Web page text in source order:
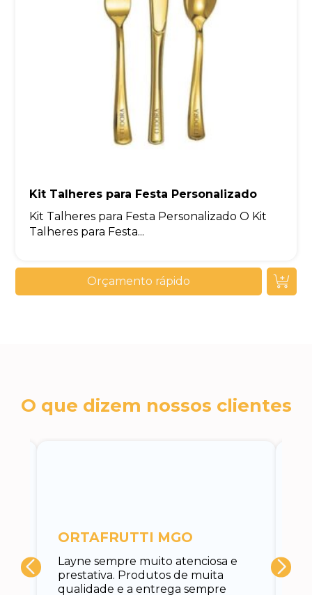
Kit Talheres para Festa Personalizado
Kit Talheres para Festa Personalizado O Kit
Talheres para Festa...
Orçamento rápido
O que dizem nossos clientes
Layne sempre muito atenciosa e
prestativa. Produtos de muita
qualidade e a entrega sempre
ORTAFRUTTI MGO